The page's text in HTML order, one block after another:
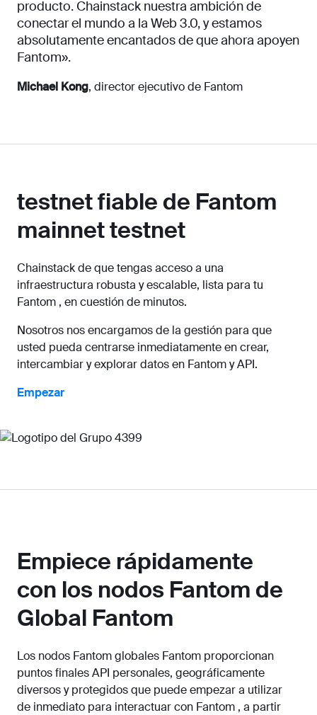
producto. Chainstack nuestra ambición de
conectar el mundo a la Web 3.0, y estamos
absolutamente encantados de que ahora apoyen
Fantom».
Michael Kong, director ejecutivo de Fantom
testnet fiable de Fantom
mainnet testnet
Chainstack de que tengas acceso a una
infraestructura robusta y escalable, lista para tu
Fantom , en cuestión de minutos.
Nosotros nos encargamos de la gestión para que
usted pueda centrarse inmediatamente en crear,
intercambiar y explorar datos en Fantom y API.
Empezar
Empiece rápidamente
con los nodos Fantom de
Global Fantom
Los nodos Fantom globales Fantom proporcionan
puntos finales API personales, geográficamente
diversos y protegidos que puede empezar a utilizar
de inmediato para interactuar con Fantom , a partir